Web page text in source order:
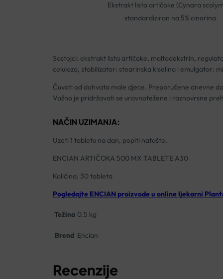
Ekstrakt lista artičoke (Cynara
standardiziran na 5% cinarina
Sastojci: ekstrakt lista artičoke, maltodekstrin,
celuloza, stabilizator: stearinska kiselina i emulgator:
Čuvati od dohvata male djece. Preporučene dnevne
Važno je pridržavati se uravnotežene i raznovrsne
NAČIN UZIMANJA:
Uzeti 1 tabletu na dan, popiti natašte.
ENCIAN ARTIČOKA 500 MX TABLETE A30
Količina: 30 tableta
Pogledajte ENCIAN proizvode u online ljekarni
Težina 0.5 kg
Brend Encian
Recenzije